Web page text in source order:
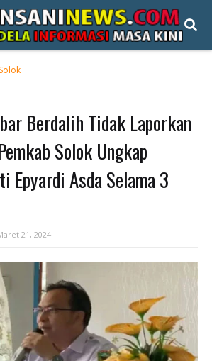
Berdalih Tidak Laporkan
Solok Ungkap
Epyardi Asda Selama 3
21, 2024